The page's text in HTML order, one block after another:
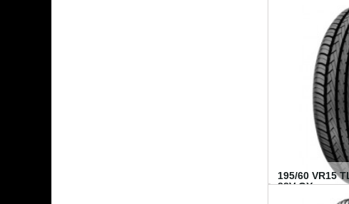
195/60 VR15
88V GY...